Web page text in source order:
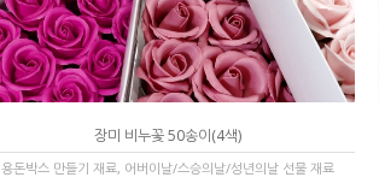
장미 비누꽃 50송이(4색)
용돈박스 만들기 재료, 어버이날/스승의날/성년의날 선물 재료